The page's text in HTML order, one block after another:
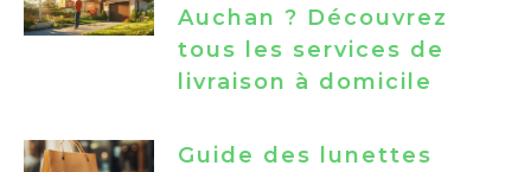
Auchan ? Découvrez
tous les services de
livraison à domicile
Guide des lunettes